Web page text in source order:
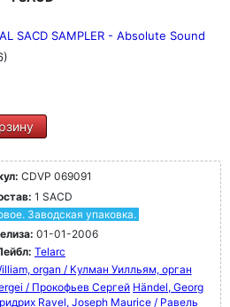
SACD SAMPLER - Absolute Sound
CDVP 069091
1 SACD
Заводская упаковка.
01-01-2006
Telarc
organ / Кулман Уилльям, орган
/ Прокофьев Сергей Händel, Georg
Ravel, Joseph Maurice / Равель